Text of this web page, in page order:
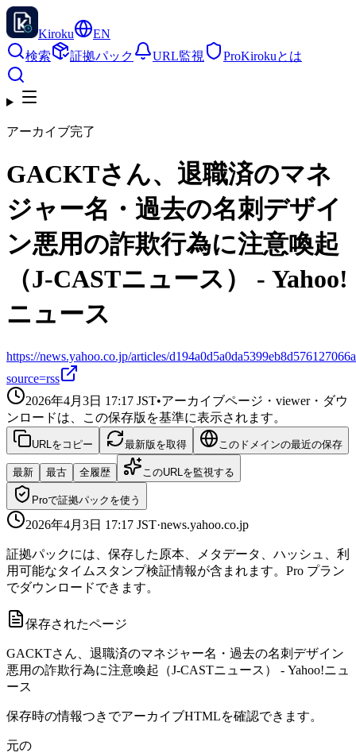
Kiroku
EN
検索
証拠パック URL監視 ProKirokuとは
アーカイブ完了
GACKTさん、退職済のマネ
ジャー名・過去の名刺デザイ
ン悪用の詐欺行為に注意喚起
（J-CASTニュース） - Yahoo!
ニュース
https://news.yahoo.co.jp/articles/
source=rss
2026年4月3日 17:17 JST•アーカイブページ・viewer・ダウ
ンロードは、この保存版を基準に表示されます。
URLをコピー 最新版を取得 このドメインの最近の保存
最新 最古 全履歴 このURLを監視する
Proで証拠パックを使う
2026年4月3日 17:17 JST·news.yahoo.co.jp
証拠パックには、保存した原本、メタデータ、ハッシュ、利
用可能なタイムスタンプ検証情報が含まれます。Pro プラン
でダウンロードできます。
保存されたページ
GACKTさん、退職済のマネジャー名・過去の名刺デザイン
悪用の詐欺行為に注意喚起（J-CASTニュース） - Yahoo!ニュ
ース
保存時の情報つきでアーカイブHTMLを確認できます。
元の